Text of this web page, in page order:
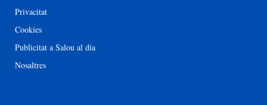
Privacitat
Cookies
Publicitat a Salou al dia
Nosaltres